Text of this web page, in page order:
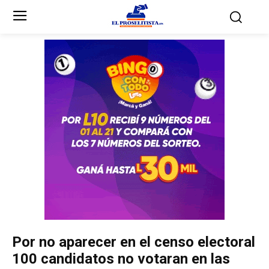
Partidos Políticos
Partido Liberal
Unificación Democrática
Anticorrupción
Partidos Políticos
Partido Liberal
Unificación Democrática
Anticorrupción
Por no aparecer en el censo electoral
100 candidatos no votaran en las